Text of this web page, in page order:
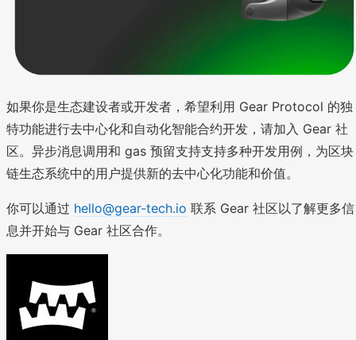
如果你是生态建设者或开发者，希望利用 Gear Protocol 的独
特功能进行去中心化和自动化智能合约开发，请加入 Gear 社
区。异步消息调用和 gas 预留支持支持多种开发用例，为区块
链生态系统中的用户提供新的去中心化功能和价值。
你可以通过 hello@gear-tech.io 联系 Gear 社区以了解更多信
息并开始与 Gear 社区合作。